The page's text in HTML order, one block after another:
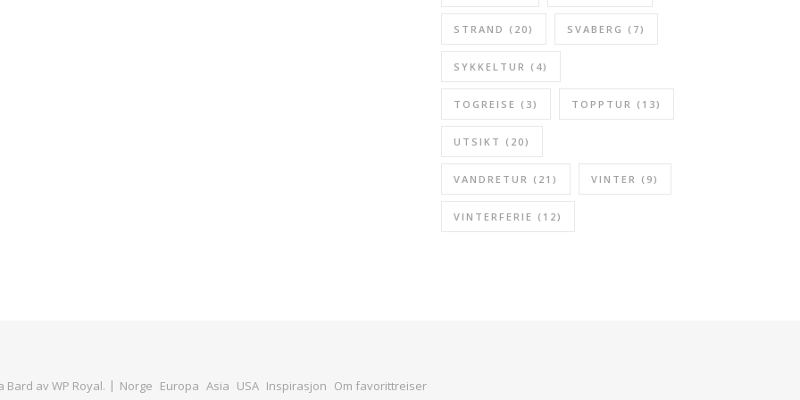
STRAND (20) SVABERG (7)
SYKKELTUR (4)
TOGREISE (3) TOPPTUR (13)
UTSIKT (20)
VANDRETUR (21) VINTER (9)
VINTERFERIE (12)
Bard avWP Royal. Norge Europa Asia USA Inspirasjon Om favorittreiser